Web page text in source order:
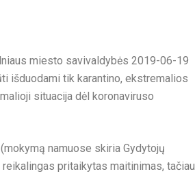
miesto savivaldybės 2019-06-19
išduodami tik karantino, ekstremalios
situacija dėl koronaviruso
namuose skiria Gydytojų
pritaikytas maitinimas, tačiau